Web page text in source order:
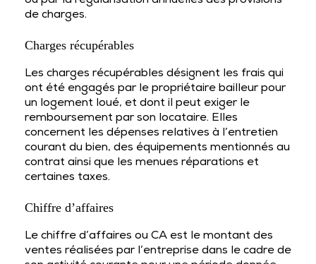
de charges.
Charges récupérables
Les charges récupérables désignent les frais qui
ont été engagés par le propriétaire bailleur pour
un logement loué, et dont il peut exiger le
remboursement par son locataire. Elles
concernent les dépenses relatives à l’entretien
courant du bien, des équipements mentionnés au
contrat ainsi que les menues réparations et
certaines taxes.
Chiffre d’affaires
Le chiffre d’affaires ou CA est le montant des
ventes réalisées par l’entreprise dans le cadre de